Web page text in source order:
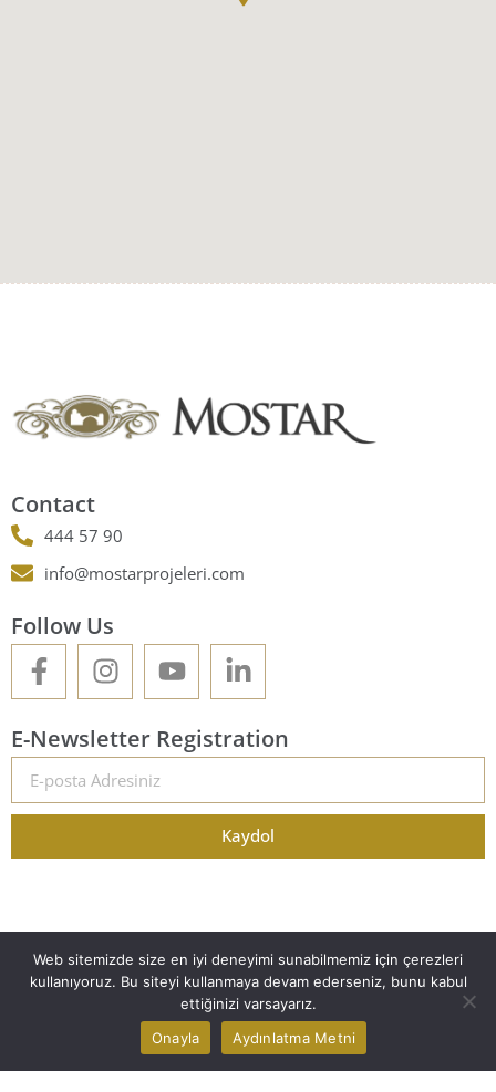
Contact
444 57 90
info@mostarprojeleri.com
Follow Us
E-Newsletter Registration
Kaydol
2025 © Mostar Projects – All Rights Reserved. Web Design
Web sitemizde size en iyi deneyimi sunabilmemiz için çerezleri
kullanıyoruz. Bu siteyi kullanmaya devam ederseniz, bunu kabul
ettiğinizi varsayarız.
Onayla
Aydınlatma Metni